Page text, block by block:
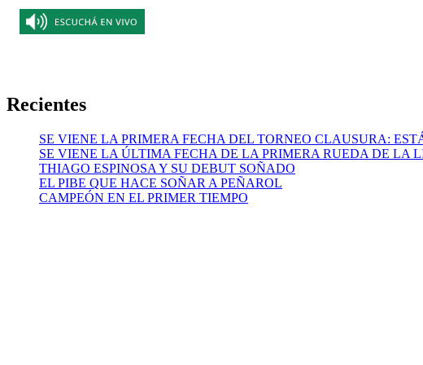
Recientes
SE VIENE LA PRIMERA FECHA DEL TORNEO CLAUSURA:
SE VIENE LA ÚLTIMA FECHA DE LA PRIMERA RUEDA DE LA
THIAGO ESPINOSA Y SU DEBUT SOÑADO
EL PIBE QUE HACE SOÑAR A PEÑAROL
CAMPEÓN EN EL PRIMER TIEMPO